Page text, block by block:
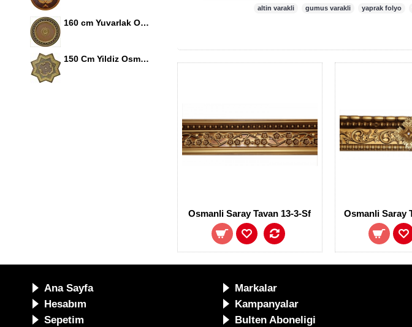
160 cm Yuvarlak Osmanli Saray Tavan Sf-120 Avize Gobegi Patina-Eskitme Altin Varakli 3D
150 Cm Yildiz Osmanli Saray Tavan Sf-147 Avize Gobegi Patina-Eskitme Altin Varakli 3D
altin varakli
gumus varakli yaprak folyo
Osmanli Saray Tavan 13-3-Sf
Ana Sayfa
Hesabım
Sepetim
Markalar
Kampanyalar
Bulten Aboneligi